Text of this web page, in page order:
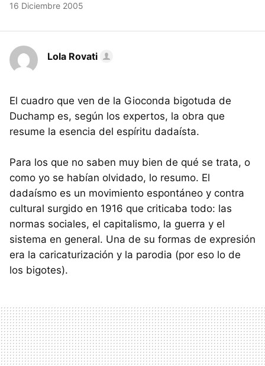
16 Diciembre 2005
Lola Rovati
El cuadro que ven de la Gioconda bigotuda de
Duchamp es, según los expertos, la obra que
resume la esencia del espíritu dadaísta.
Para los que no saben muy bien de qué se trata, o
como yo se habían olvidado, lo resumo. El
dadaísmo es un movimiento espontáneo y contra
cultural surgido en 1916 que criticaba todo: las
normas sociales, el capitalismo, la guerra y el
sistema en general. Una de su formas de expresión
era la caricaturización y la parodia (por eso lo de
los bigotes).